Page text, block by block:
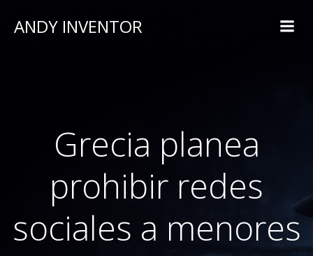
ANDY INVENTOR
Grecia planea
prohibir redes
sociales a menores